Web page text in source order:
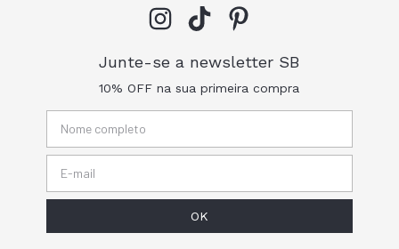
Junte-se a newsletter SB
10% OFF na sua primeira compra